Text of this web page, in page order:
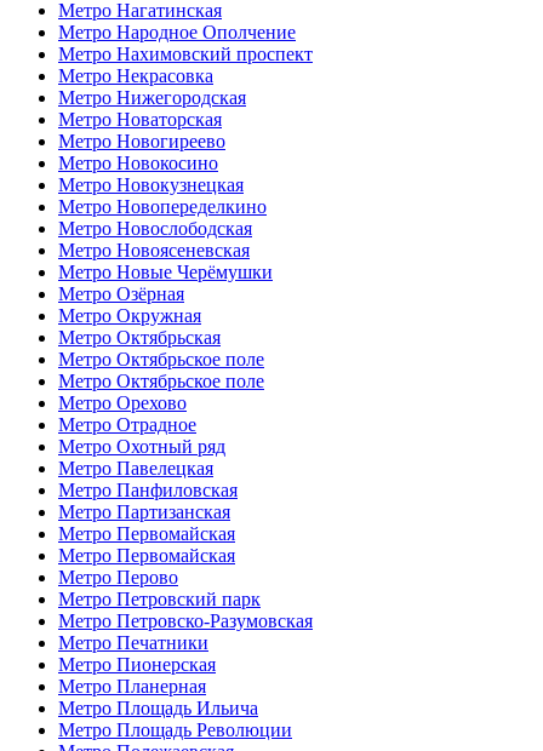
Метро Нагатинская
Метро Народное Ополчение
Метро Нахимовский проспект
Метро Некрасовка
Метро Нижегородская
Метро Новаторская
Метро Новогиреево
Метро Новокосино
Метро Новокузнецкая
Метро Новопеределкино
Метро Новослободская
Метро Новоясеневская
Метро Новые Черёмушки
Метро Озёрная
Метро Окружная
Метро Октябрьская
Метро Октябрьское поле
Метро Октябрьское поле
Метро Орехово
Метро Отрадное
Метро Охотный ряд
Метро Павелецкая
Метро Панфиловская
Метро Партизанская
Метро Первомайская
Метро Первомайская
Метро Перово
Метро Петровский парк
Метро Петровско-Разумовская
Метро Печатники
Метро Пионерская
Метро Планерная
Метро Площадь Ильича
Метро Площадь Революции